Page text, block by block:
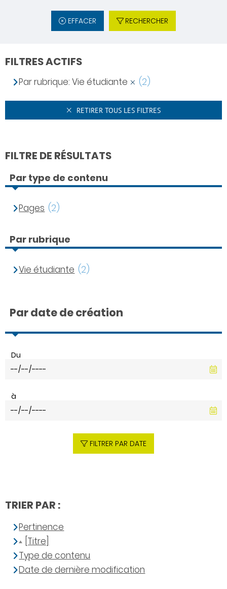
EFFACER RECHERCHER
FILTRES ACTIFS
Par rubrique: Vie étudiante (2)
RETIRER TOUS LES FILTRES
FILTRE DE RÉSULTATS
Par type de contenu
Pages (2)
Par rubrique
Vie étudiante (2)
Par date de création
Du
à
FILTRER PAR DATE
TRIER PAR :
Pertinence
[Titre]
Type de contenu
Date de dernière modification